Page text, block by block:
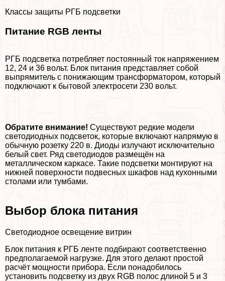
Классы защиты РГБ подсветки
Питание RGB ленты
РГБ подсветка потрeбляет постоянный ток напряжением
12, 24 и 36 вольт. Блок питания представляет собой
выпрямитель с понижающим трaнcформатором, который
подключают к бытовой электросети 230 вольт.
Обратите внимание! Существуют редкие модели
светодиодных подсветок, которые включают напрямую в
обычную розетку 220 в. Диоды излучают исключительно
белый свет. Ряд светодиодов размещён на
металлическом каркасе. Такие подсветки монтируют на
нижней поверхности подвесных шкафов над кухонными
столами или тумбами.
Выбор блока питания
Светодиодное освещение витрин
Блок питания к РГБ ленте подбирают соответственно
предполагаемой нагрузке. Для этого делают простой
расчёт мощности прибора. Если понадобилось
установить подсветку из двух RGB полос длиной 5 и 3